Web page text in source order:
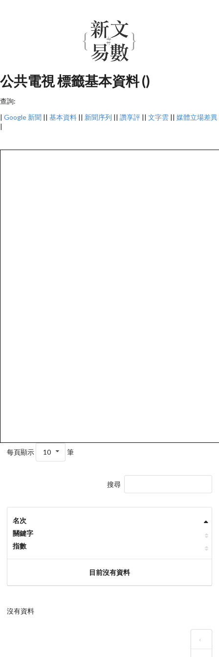
公共電視 標籤基本資料 ()
查詢:
| Google 新聞 || 基本資料 || 新聞序列 || 讚享評 || 文字雲 || 媒體立場差異
|
每頁顯示 10 筆
搜尋
名次
關鍵字
指數
目前沒有資料
沒有資料
‹